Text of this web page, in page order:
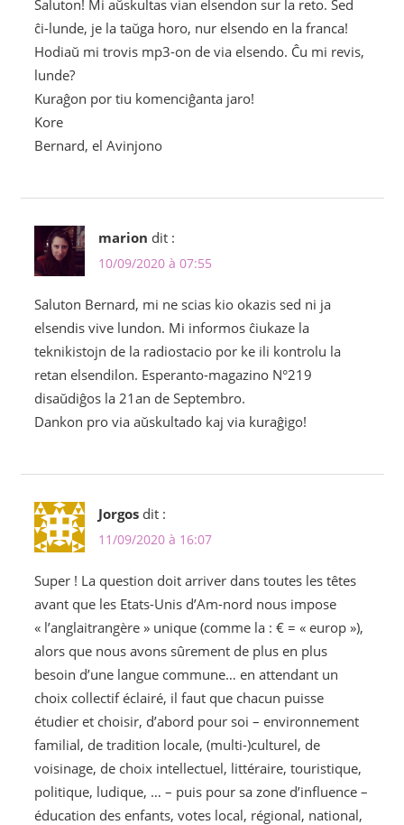
Saluton! Mi aŭskultas vian elsendon sur la reto. Sed
ĉi-lunde, je la taŭga horo, nur elsendo en la franca!
Hodiaŭ mi trovis mp3-on de via elsendo. Ĉu mi revis,
lunde?
Kuraĝon por tiu komenciĝanta jaro!
Kore
Bernard, el Avinjono
marion dit :
10/09/2020 à 07:55
Saluton Bernard, mi ne scias kio okazis sed ni ja
elsendis vive lundon. Mi informos ĉiukaze la
teknikistojn de la radiostacio por ke ili kontrolu la
retan elsendilon. Esperanto-magazino N°219
disaŭdiĝos la 21an de Septembro.
Dankon pro via aŭskultado kaj via kuraĝigo!
Jorgos dit :
11/09/2020 à 16:07
Super ! La question doit arriver dans toutes les têtes
avant que les Etats-Unis d’Am-nord nous impose
« l’anglaitrangère » unique (comme la : € = « europ »),
alors que nous avons sûrement de plus en plus
besoin d’une langue commune… en attendant un
choix collectif éclairé, il faut que chacun puisse
étudier et choisir, d’abord pour soi – environnement
familial, de tradition locale, (multi-)culturel, de
voisinage, de choix intellectuel, littéraire, touristique,
politique, ludique, … – puis pour sa zone d’influence –
éducation des enfants, votes local, régional, national,